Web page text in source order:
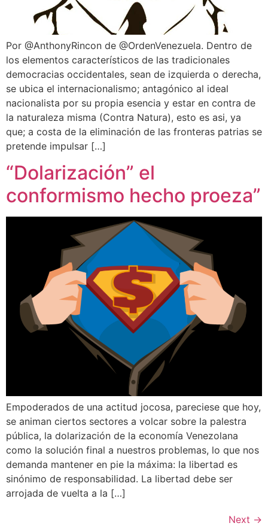
Por @AnthonyRincon de @OrdenVenezuela. Dentro de
los elementos característicos de las tradicionales
democracias occidentales, sean de izquierda o derecha,
se ubica el internacionalismo; antagónico al ideal
nacionalista por su propia esencia y estar en contra de
la naturaleza misma (Contra Natura), esto es asi, ya
que; a costa de la eliminación de las fronteras patrias se
pretende impulsar […]
“Dolarización” el
conformismo hecho proeza”
Empoderados de una actitud jocosa, pareciese que hoy,
se animan ciertos sectores a volcar sobre la palestra
pública, la dolarización de la economía Venezolana
como la solución final a nuestros problemas, lo que nos
demanda mantener en pie la máxima: la libertad es
sinónimo de responsabilidad. La libertad debe ser
arrojada de vuelta a la […]
Next →